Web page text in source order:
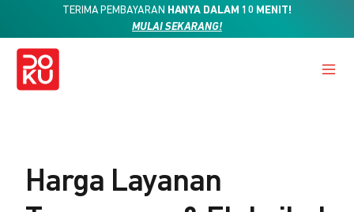
TERIMA PEMBAYARAN HANYA DALAM 10 MENIT!
MULAI SEKARANG!
Harga Layanan